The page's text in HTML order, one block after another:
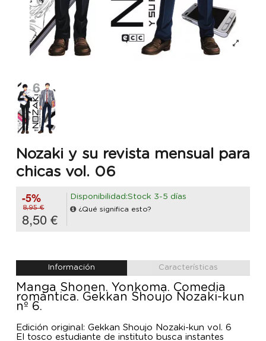
Nozaki y su revista mensual para
chicas vol. 06
-5%
8,95 €
8,50 €
Disponibilidad:Stock 3-5 días
¿Qué significa esto?
Información Características
Manga Shonen. Yonkoma. Comedia
romántica. Gekkan Shoujo Nozaki-kun
nº 6.
Edición original: Gekkan Shoujo Nozaki-kun vol. 6
El tosco estudiante de instituto busca instantes